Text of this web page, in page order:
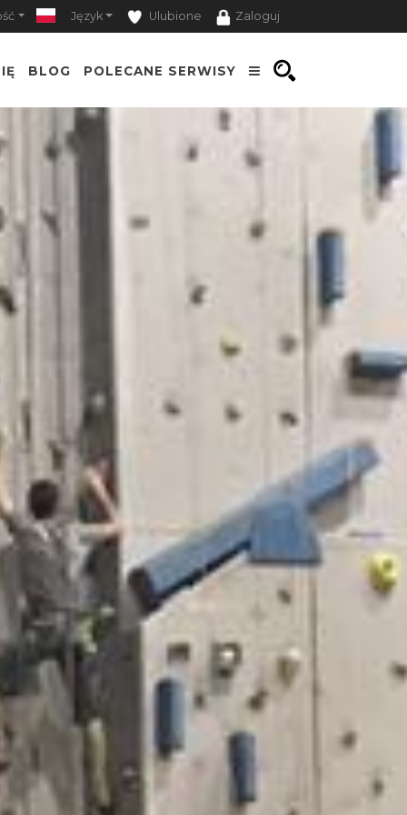
Język Ulubione Zaloguj
BLOG POLECANE SERWISY